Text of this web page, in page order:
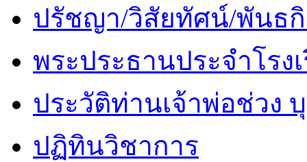
ปรัชญา/วิสัยทัศน์/พันธ
พระประธานประจำโรง
ประวัติท่านเจ้าพ่อช่วง
ปฏิทินวิชาการ